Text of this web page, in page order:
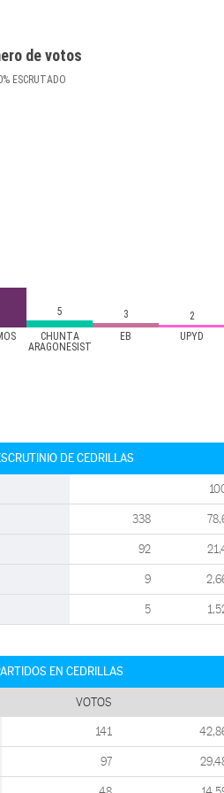
de votos
% ESCRUTADO
CHUNTA
ARAGONESIST
EB UPYD
5 3 2
DE CEDRILLAS
338
92
9
5
EN CEDRILLAS
VOTOS
141
97